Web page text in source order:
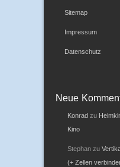
Sitemap
Impressum
Datenschutz
Neue
Konrad zu
Kino
Stephan zu
(+ Zellen